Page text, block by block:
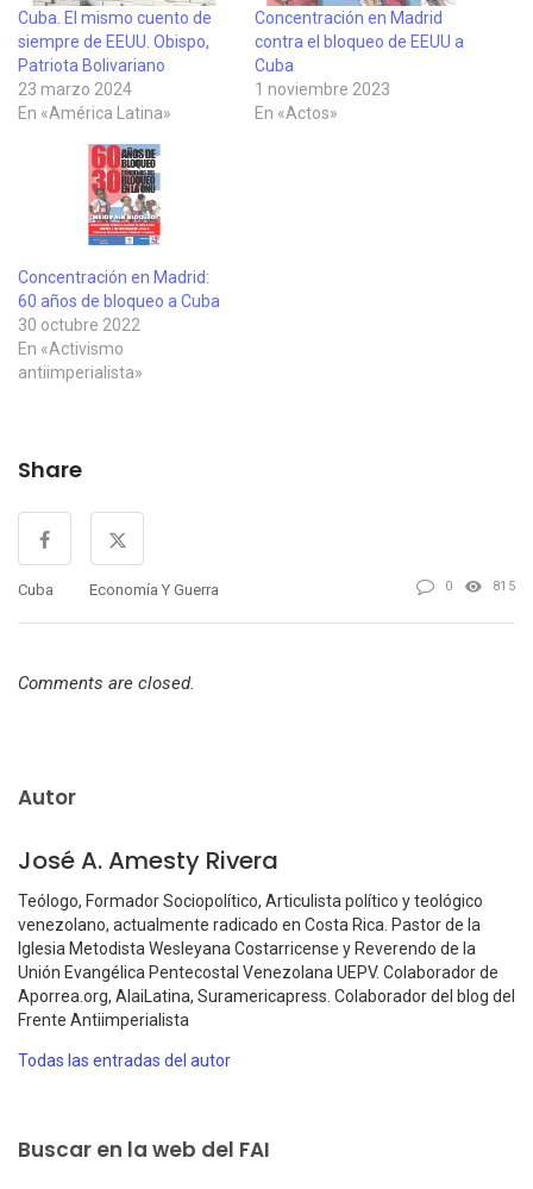
Cuba. El mismo cuento de
siempre de EEUU. Obispo,
Patriota Bolivariano
23 marzo 2024
En «América Latina»
Concentración en Madrid
contra el bloqueo de EEUU a
Cuba
1 noviembre 2023
En «Actos»
Concentración en Madrid:
60 años de bloqueo a Cuba
30 octubre 2022
En «Activismo
antiimperialista»
Share
Cuba Economía Y Guerra 0 815
Comments are closed.
Autor
José A. Amesty Rivera
Teólogo, Formador Sociopolítico, Articulista político y teológico
venezolano, actualmente radicado en Costa Rica. Pastor de la
Iglesia Metodista Wesleyana Costarricense y Reverendo de la
Unión Evangélica Pentecostal Venezolana UEPV. Colaborador de
Aporrea.org, AlaiLatina, Suramericapress. Colaborador del blog del
Frente Antiimperialista
Todas las entradas del autor
Buscar en la web del FAI